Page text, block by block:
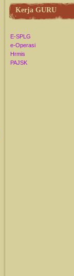
Kerja GURU
E-SPLG
e-Operasi
Hrmis
PAJSK